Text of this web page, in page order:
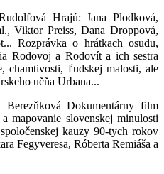
Hrajú: Jana Plodková,
Viktor Preiss, Dana Droppová,
Rozprávka o hrátkach osudu,
Rodovoj a Rodovít a ich sestra
chamtivosti, ľudskej malosti, ale
učňa Urbana...
Berezňková Dokumentárny film
mapovanie slovenskej minulosti
kauzy 90-tych rokov
Fegyveresa, Róberta Remiáša a